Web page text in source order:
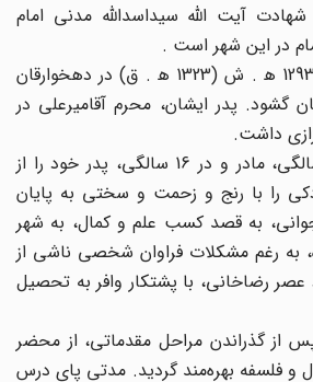
آیت الله سیداسدالله مدنی امام
در این شهر است .
آیت‌الله مدنی در سال 1293 ه‍ . ش (1323 ه‍ . ق) در دهخوارقان
پدر ایشان، محرم آقامیر‌علی در
داشت.
شهید مدنی در چهار سالگی، مادر و در 16 سالگی، پدر خود را از
را با رنج و زحمت و سختی به پایان
به قصد کسب علم و کمال، به شهر
رغم مشکلات فراوان شخصی ناشی از
رضاخانی، با پشتکار وافر به تحصیل
از گذراندن مراحل مقدماتی، از محضر
و فلسفه بهره‌مند گردید. مدتی پای درس